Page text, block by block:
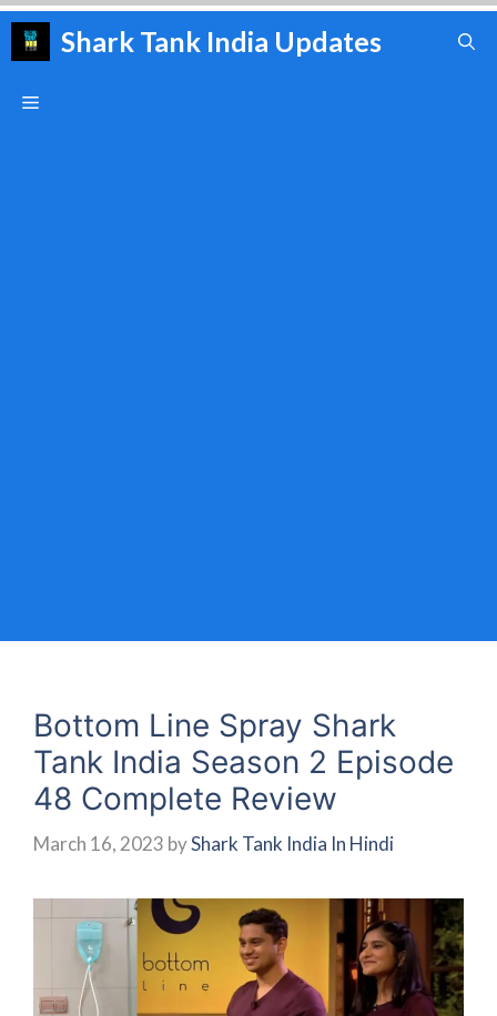
Skip
Shark Tank India Updates
Menu
Bottom Line Spray Shark
Tank India Season 2 Episode
48 Complete Review
March 16, 2023 byShark Tank India In Hindi